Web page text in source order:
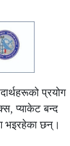
प्रयोग
प्याकेट बन्द
भइरहेका छन्।